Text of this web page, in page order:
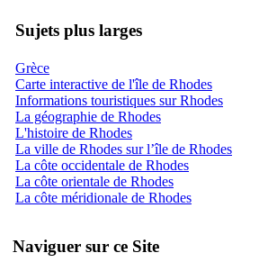
Sujets plus larges
Grèce
Carte interactive de l'île de Rhodes
Informations touristiques sur Rhodes
La géographie de Rhodes
L'histoire de Rhodes
La ville de Rhodes sur l’île de Rhodes
La côte occidentale de Rhodes
La côte orientale de Rhodes
La côte méridionale de Rhodes
Naviguer sur ce Site